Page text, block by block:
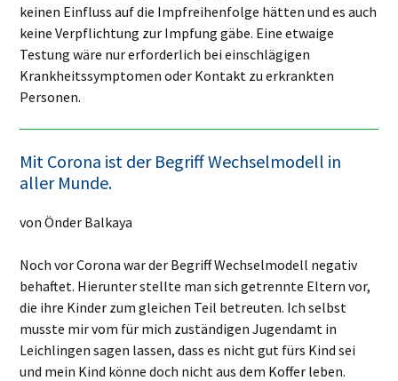
keinen Einfluss auf die Impfreihenfolge hätten und es auch
keine Verpflichtung zur Impfung gäbe. Eine etwaige
Testung wäre nur erforderlich bei einschlägigen
Krankheitssymptomen oder Kontakt zu erkrankten
Personen.
Mit Corona ist der Begriff Wechselmodell in
aller Munde.
von Önder Balkaya
Noch vor Corona war der Begriff Wechselmodell negativ
behaftet. Hierunter stellte man sich getrennte Eltern vor,
die ihre Kinder zum gleichen Teil betreuten. Ich selbst
musste mir vom für mich zuständigen Jugendamt in
Leichlingen sagen lassen, dass es nicht gut fürs Kind sei
und mein Kind könne doch nicht aus dem Koffer leben.